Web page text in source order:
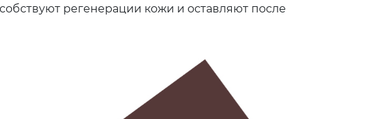
регенерации кожи и оставляют после